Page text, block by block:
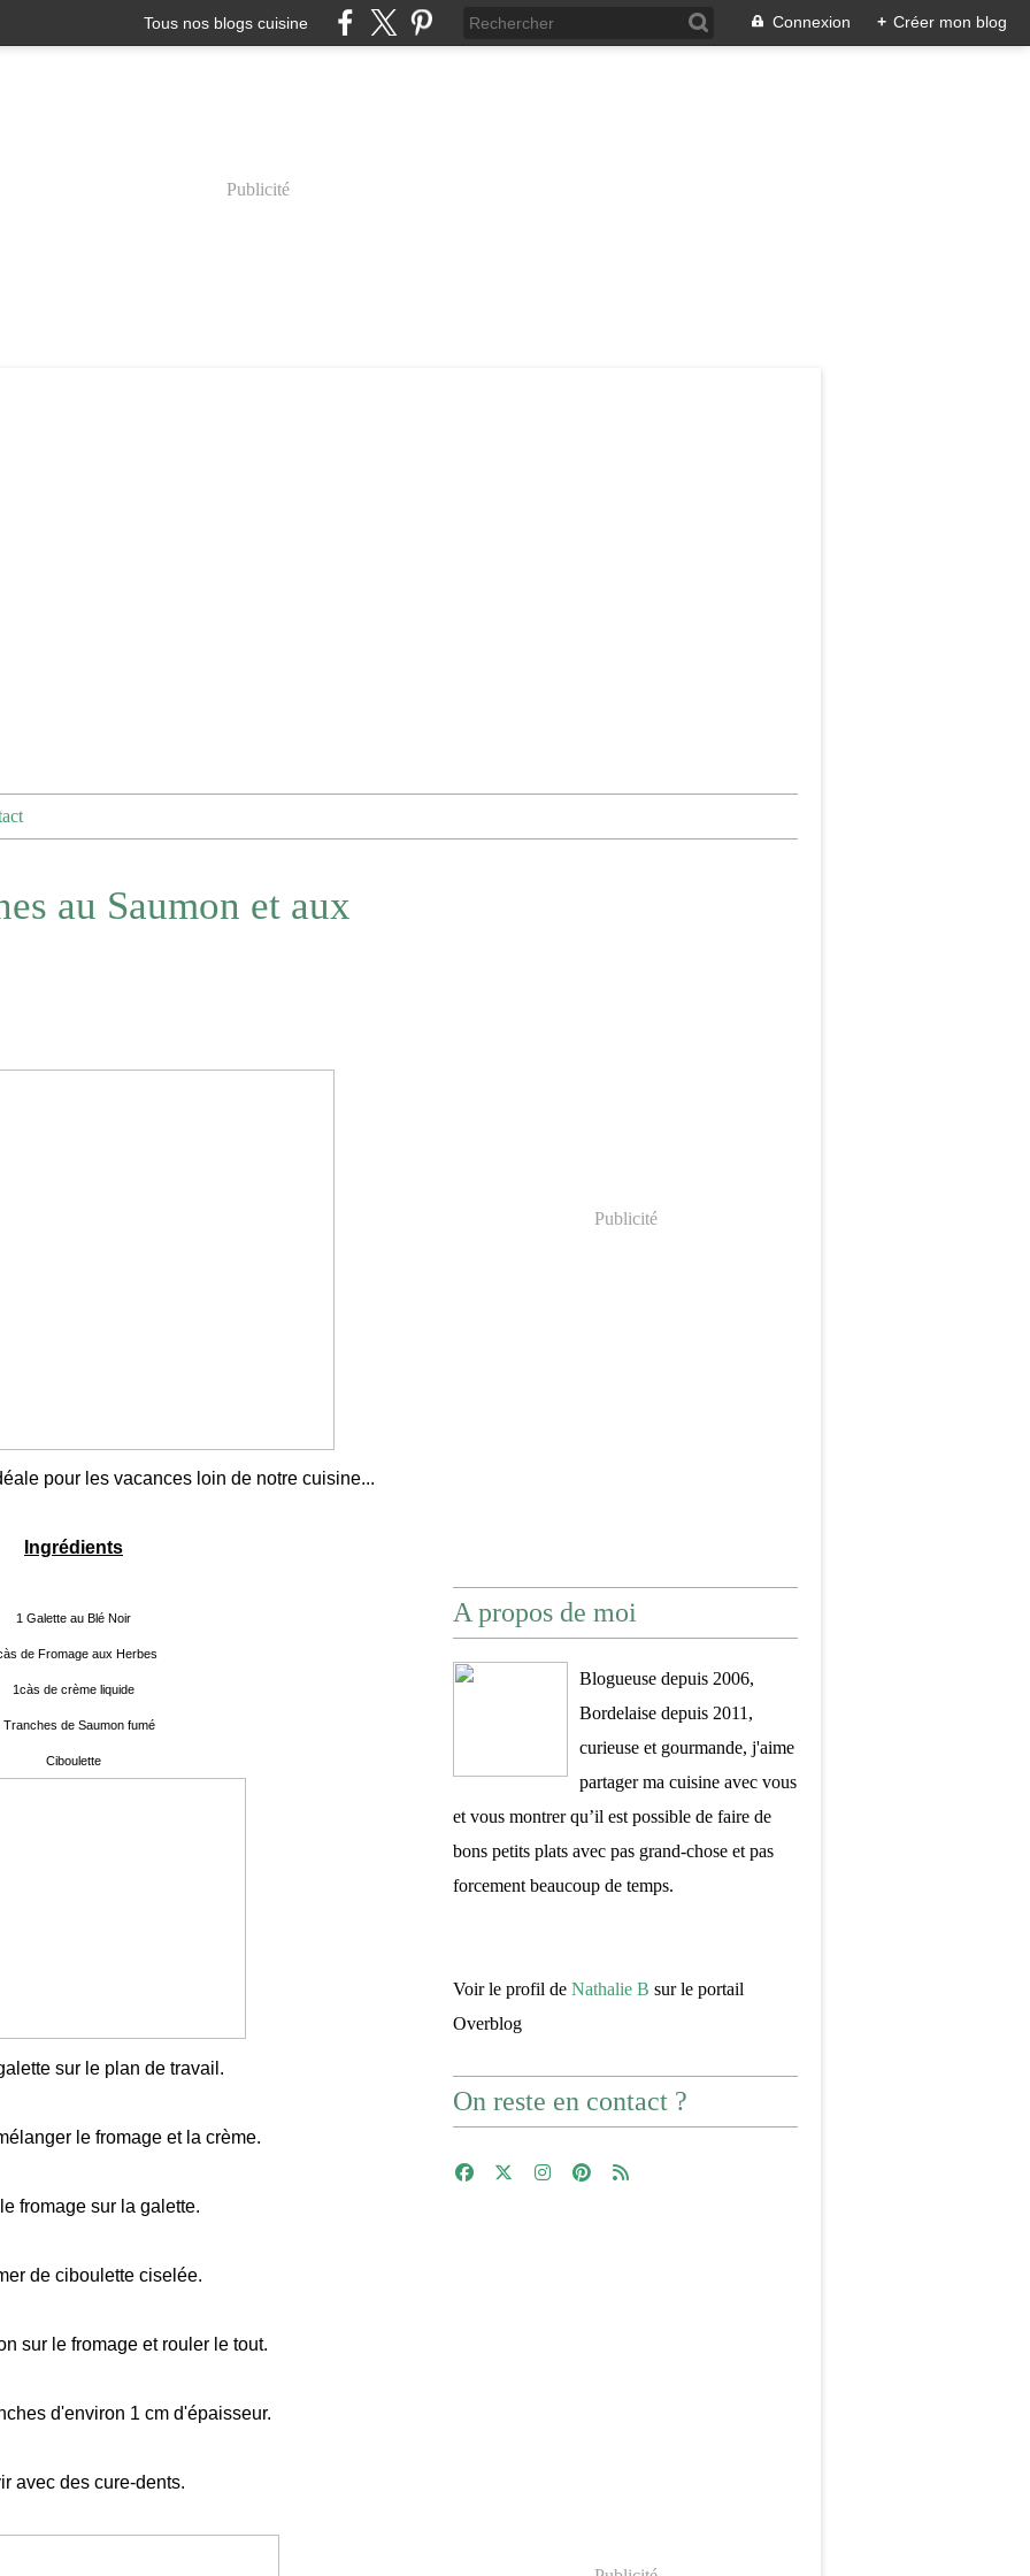
Tous nos blogs cuisine Connexion + Créer mon blog
Publicité
au Saumon et aux
pour les vacances loin de notre cuisine...
Ingrédients
1 Galette au Blé Noir
de Fromage aux Herbes
1càs de crème liquide
Tranches de Saumon fumé
Ciboulette
sur le plan de travail.
le fromage et la crème.
fromage sur la galette.
de ciboulette ciselée.
sur le fromage et rouler le tout.
d'environ 1 cm d'épaisseur.
avec des cure-dents.
Publicité
A propos de moi
Blogueuse depuis 2006,
Bordelaise depuis 2011,
curieuse et gourmande, j'aime
partager ma cuisine avec vous
et vous montrer qu’il est possible de faire de
bons petits plats avec pas grand-chose et pas
forcement beaucoup de temps.
Voir le profil de Nathalie B sur le portail
Overblog
On reste en contact ?